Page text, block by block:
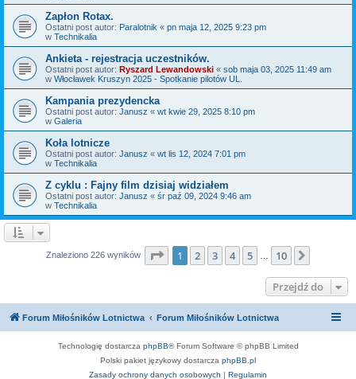
Zapłon Rotax.
Ostatni post autor: Paralotnik « pn maja 12, 2025 9:23 pm
w Technikalia
Ankieta - rejestracja uczestników.
Ostatni post autor: Ryszard Lewandowski « sob maja 03, 2025 11:49 am
w Włocławek Kruszyn 2025 - Spotkanie pilotów UL.
Kampania prezydencka
Ostatni post autor: Janusz « wt kwie 29, 2025 8:10 pm
w Galeria
Koła lotnicze
Ostatni post autor: Janusz « wt lis 12, 2024 7:01 pm
w Technikalia
Z cyklu : Fajny film dzisiaj widziałem
Ostatni post autor: Janusz « śr paź 09, 2024 9:46 am
w Technikalia
Znaleziono 226 wyników Strona z10
1 2 3 4 5 10
Przejdź do
Forum Miłośników Lotnictwa Forum Miłośników Lotnictwa
Technologię dostarcza phpBB® Forum Software © phpBB Limited
Polski pakiet językowy dostarcza phpBB.pl
Zasady ochrony danych osobowych | Regulamin